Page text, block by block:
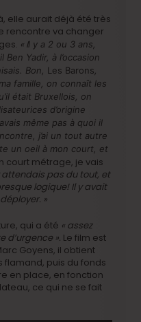
elle aurait déjà été très
rencontre va changer
« Il y a 2 ou 3 ans,
Yadir, à l’occasion
Bon,
Les Barons
famille, on connaît les
était Bruxellois, on
d’origine
même pas à quoi il
j’ai un tout autre
un oeil à mon court, et
court métrage, je vais
attendais pas du tout, et
logique! Il y avait
»
qui a été « assez
d’urgence ». Le film est
Goyens, il obtient
puis du fonds
en place, en fonction
ce qui ne se fait